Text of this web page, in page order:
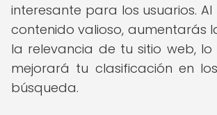
interesante para los usuarios.
contenido valioso, aumentarás
la relevancia de tu sitio web,
mejorará tu clasificación en
búsqueda.